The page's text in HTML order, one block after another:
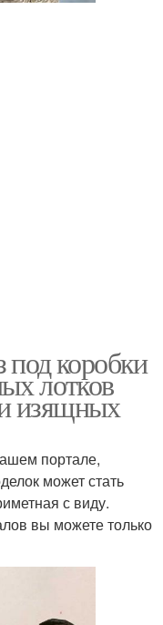
под коробки
лотков
изящных
портале,
может стать
с виду.
вы можете только